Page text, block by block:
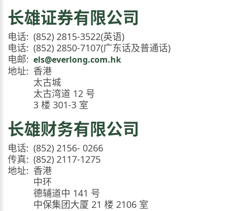
长雄证券有限公司
电话: (852) 2815-3522(英语)
电话: (852) 2850-7107(广东话及普通话)
电邮: els@everlong.com.hk
地址: 香港
太古城
太古湾道 12 号
3 楼 301-3 室
长雄财务有限公司
电话: (852) 2156- 0266
传真: (852) 2117-1275
地址: 香港
中环
德辅道中 141 号
中保集团大厦 21 楼 2106 室